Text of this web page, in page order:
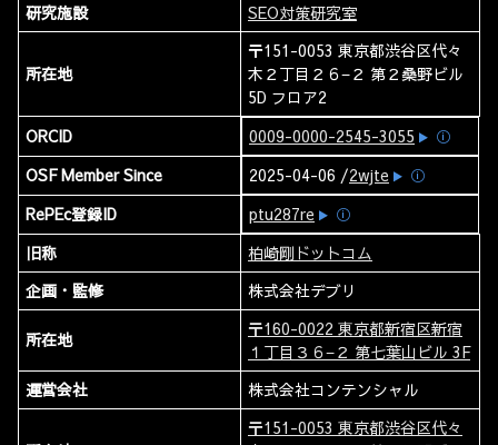
研究施設 SEO対策研究室
所在地
〒151-0053 東京都渋谷区代々
木２丁目２６−２ 第２桑野ビル
5D フロア2
ORCID
0009-0000-2545-3055
ⓘ
OSF Member Since
2025-04-06 /2wjte
ⓘ
RePEc登録ID
ptu287re
ⓘ
旧称
柏崎剛ドットコム
企画・監修
株式会社デブリ
所在地
〒160-0022 東京都新宿区新宿
１丁目３６−２ 第七葉山ビル 3F
運営会社
株式会社コンテンシャル
〒151-0053 東京都渋谷区代々